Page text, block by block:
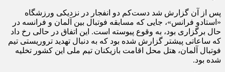
پس از آن گزارش شد دست‌کم دو انفجار در نزدیکی ورزشگاه
«استادو فرانس»، جایی که مسابقه فوتبال بین آلمان و فرانسه در
حال برگزاری بود، به وقوع پیوسته است. این اتفاق در حالی رخ داد
که ساعاتی پیشتر گزارش شده بود که به دنبال تهدید تروریستی تیم
فوتبال آلمان، هتل محل اقامت بازیکنان تیم ملی این کشور تخلیه
شده بود.